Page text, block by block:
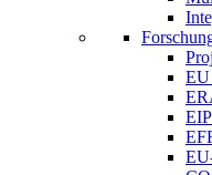
EU